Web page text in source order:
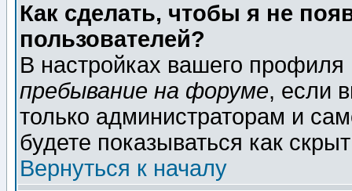
Как сделать, чтобы я не
пользователей?
В настройках вашего
пребывание на форуме, если
только администраторам и
будете показываться как
Вернуться к началу